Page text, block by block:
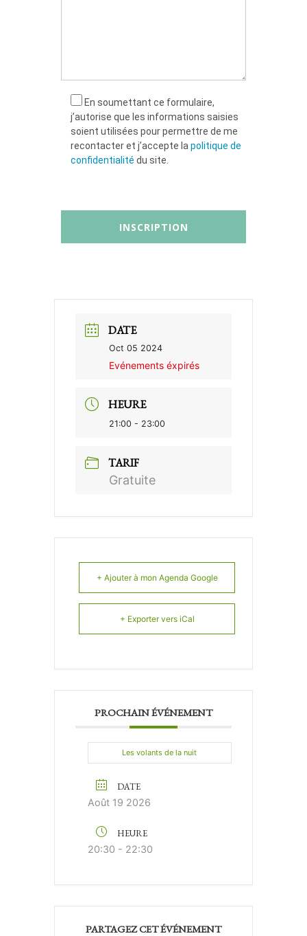
En soumettant ce formulaire,
j’autorise que les informations saisies
soient utilisées pour permettre de me
recontacter et j’accepte lapolitique de
confidentialité du site.
DATE
Oct 05 2024
Evénements éxpirés
HEURE
21:00 - 23:00
TARIF
Gratuite
+ Ajouter à mon Agenda Google
+ Exporter vers iCal
PROCHAIN ÉVÉNEMENT
Les volants de la nuit
DATE
Août 19 2026
HEURE
20:30 - 22:30
PARTAGEZ CET ÉVÉNEMENT